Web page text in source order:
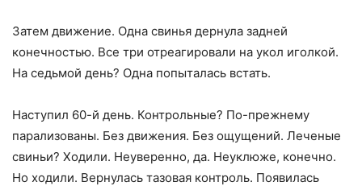
Затем движение. Одна свинья дернула задней
конечностью. Все три отреагировали на укол иголкой.
На седьмой день? Одна попыталась встать.
Наступил 60-й день. Контрольные? По-прежнему
парализованы. Без движения. Без ощущений. Леченые
свиньи? Ходили. Неуверенно, да. Неуклюже, конечно.
Но ходили. Вернулась тазовая контроль. Появилась